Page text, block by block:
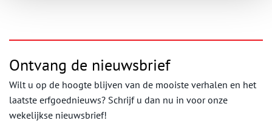
Ontvang de nieuwsbrief
Wilt u op de hoogte blijven van de mooiste verhalen en het
laatste erfgoednieuws? Schrijf u dan nu in voor onze
wekelijkse nieuwsbrief!